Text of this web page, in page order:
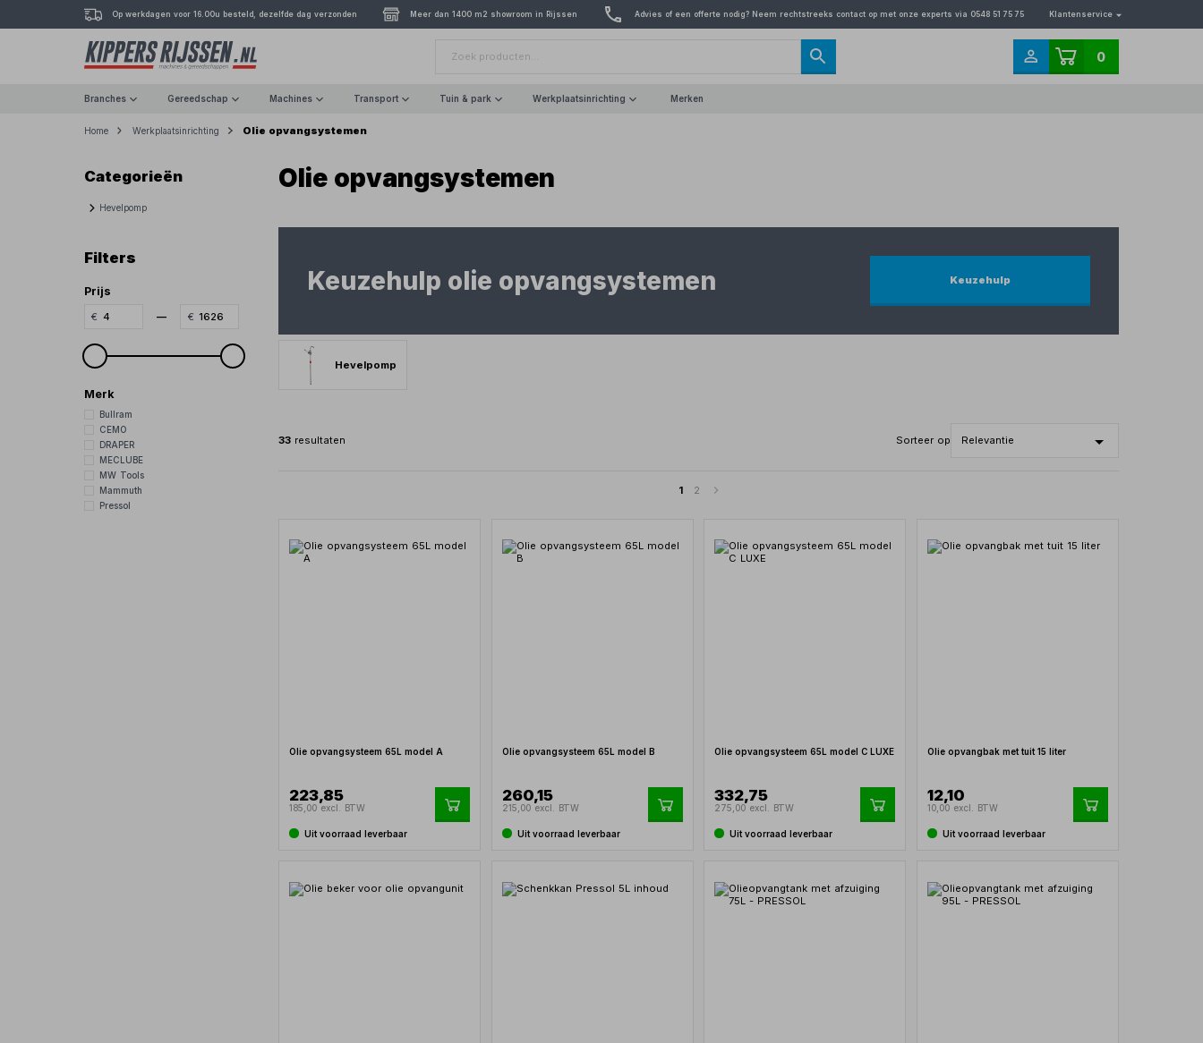
Op werkdagen voor 16.00u besteld, dezelfde dag verzonden Meer dan 1400 m2 showroom in Rijssen Advies of een offerte nodig? Neem rechtstreeks contact op met onze experts via 0548 51 75 75 Klantenservice
0
Branches Gereedschap Machines Transport Tuin & park Werkplaatsinrichting Merken
Home Werkplaatsinrichting Olie opvangsystemen
Categorieën
Hevelpomp
Filters
Prijs
—
Merk
Bullram
CEMO
DRAPER
MECLUBE
MW Tools
Mammuth
Pressol
Olie opvangsystemen
Keuzehulp olie opvangsystemen Keuzehulp
Hevelpomp
33 resultaten
1 2
Sorteer op
Olie opvangsysteem 65L model A
223,85
185,00 excl. BTW
Uit voorraad leverbaar
Olie opvangsysteem 65L model B
260,15
215,00 excl. BTW
Uit voorraad leverbaar
Olie opvangsysteem 65L model C LUXE
332,75
275,00 excl. BTW
Uit voorraad leverbaar
Olie opvangbak met tuit 15 liter
12,10
10,00 excl. BTW
Uit voorraad leverbaar